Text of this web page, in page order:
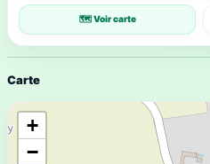
Carte
+
−
🗺 Voir carte